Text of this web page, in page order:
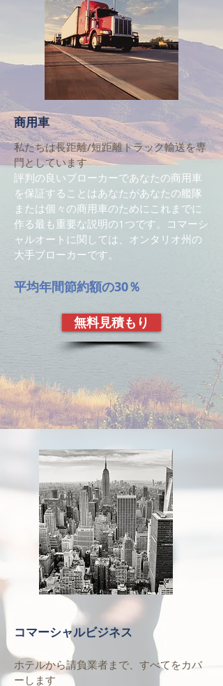
商用車
無料見積もり
平均年間節約額の30％
私たちは長距離/短距離トラック輸送を専
門としています
評判の良いブローカーであなたの商用車
を保証することはあなたがあなたの艦隊
または個々の商用車のためにこれまでに
作る最も重要な説明の1つです。コマーシ
ャルオートに関しては、オンタリオ州の
大手ブローカーです。
コマーシャルビジネス
ホテルから請負業者まで、すべてをカバ
ーします